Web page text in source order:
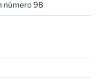
número 98